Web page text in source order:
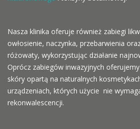
Nasza klinika oferuje również zabiegi
owłosienie, naczynka, przebarwienia
różowaty, wykorzystując działanie
Oprócz zabiegów inwazyjnych
skóry opartą na naturalnych
urządzeniach, których użycie nie
rekonwalescencji.